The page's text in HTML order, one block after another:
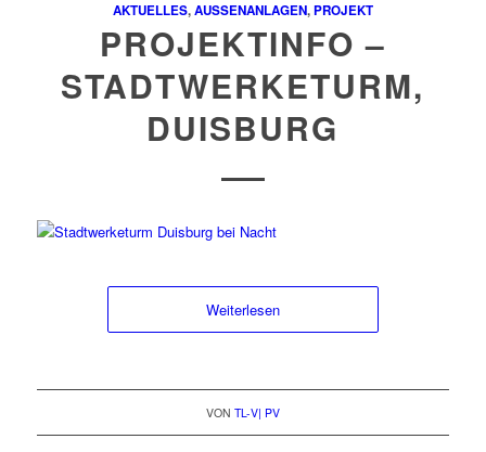
AKTUELLES,AUSSENANLAGEN ,PROJEKT
PROJEKTINFO –
STADTWERKETURM,
DUISBURG
Weiterlesen
VON TL-V| PV